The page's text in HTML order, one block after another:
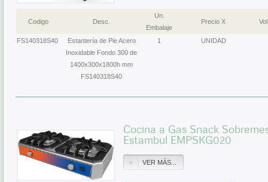
Codigo Desc.
Un.
Embalaje
Precio X
FS140318S40
Estantería de Pie Acero
Inoxidable Fondo 300 de
1400x300x1800h mm
FS140318S40
1 UNIDAD
Cocina a Gas Snack
Estambul EMPSKG020
VER MÁS...